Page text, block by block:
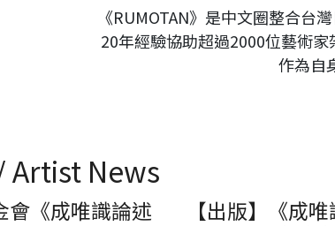
《RUMOTAN》是中文圈整合台
20年經驗協助超過2000位藝術
作為自
Artist News
會《成唯識論述
【出版】《成